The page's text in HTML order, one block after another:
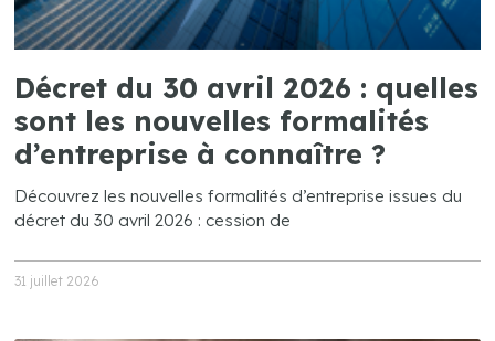
Décret du 30 avril 2026 : quelles
sont les nouvelles formalités
d’entreprise à connaître ?
Découvrez les nouvelles formalités d’entreprise issues du
décret du 30 avril 2026 : cession de
31 juillet 2026